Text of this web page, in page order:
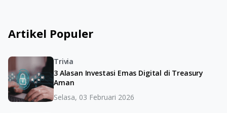
Artikel Populer
Trivia
3 Alasan Investasi Emas Digital di Treasury
Aman
Selasa, 03 Februari 2026